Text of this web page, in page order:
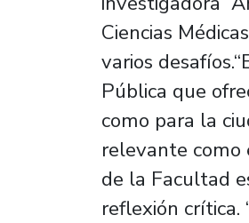
Ciencias
varios
Pública que
como para la
relevante como
de la Facultad
reflexión crítica.